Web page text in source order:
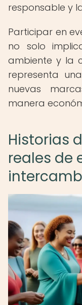
responsable y
Participar en
no solo
ambiente y la
representa
nuevas
manera
Historias
reales de